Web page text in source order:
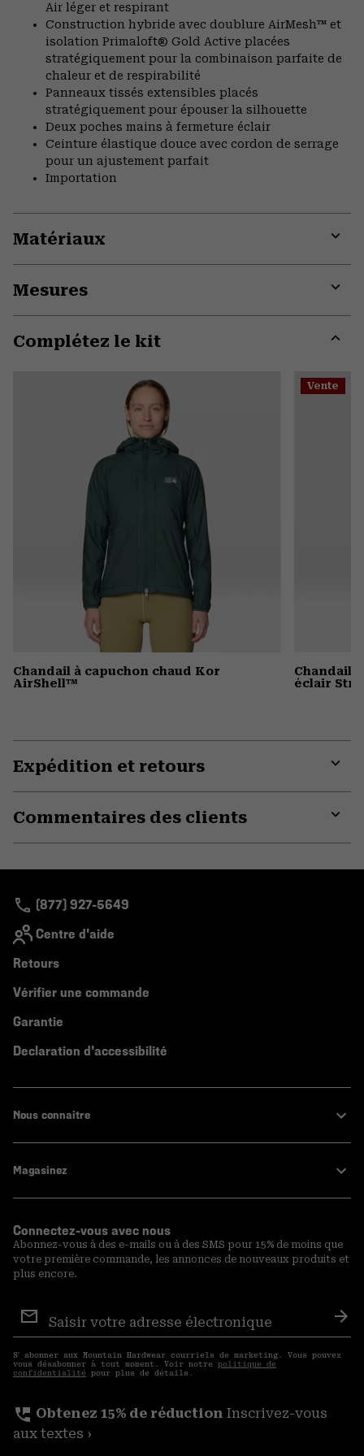
Air léger et respirant
Construction hybride avec doublure AirMesh™ et
isolation Primaloft® Gold Active placées
stratégiquement pour la combinaison parfaite de
chaleur et de respirabilité
Panneaux tissés extensibles placés
stratégiquement pour épouser la silhouette
Deux poches mains à fermeture éclair
Ceinture élastique douce avec cordon de serrage
pour un ajustement parfait
Importation
Matériaux
Mesures
Complétez le kit
Chandail à capuchon chaud Kor
AirShell™
Vente
Chandail
éclair
Expédition et retours
Commentaires des clients
(877) 927-5649
Centre d'aide
Retours
Vérifier une commande
Garantie
Declaration d'accessibilité
Nous connaitre
Magasinez
Connectez-vous avec nous
Abonnez-vous à des e-mails ou à des SMS pour 15% de moins que
votre première commande, les annonces de nouveaux produits et
plus encore.
aux
courriels
S′ abonner aux Mountain Hardwear courriels de marketing. Vous pouvez
vous désabonner à tout moment. Voir notre politique de
confidentialité pour plus de détails.
perm_phone_msg Obtenez 15% de réduction Inscrivez-vous
aux textes ›